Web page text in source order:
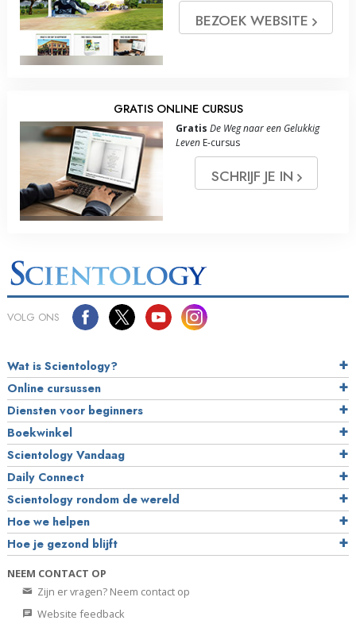
BEZOEK WEBSITE
GRATIS ONLINE CURSUS
Gratis De Weg naar een Gelukkig
Leven E-cursus
SCHRIJF JE IN
VOLG ONS
Wat is Scientology?
Online cursussen
Diensten voor beginners
Boekwinkel
Scientology Vandaag
Daily Connect
Scientology rondom de wereld
Hoe we helpen
Hoe je gezond blijft
NEEM CONTACT OP
Zijn er vragen? Neem contact op
Website feedback